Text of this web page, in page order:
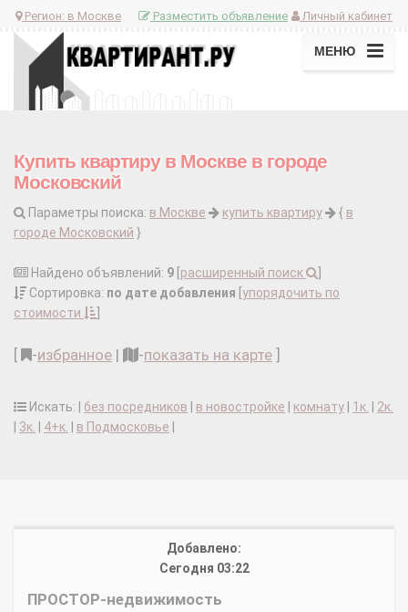
Регион: в Москве Личный кабинет
Разместить объявление
МЕНЮ
Купить квартиру в Москве в городе
Московский
Параметры поиска: в Москве купить квартиру { в
городе Московский }
Найдено объявлений: 9 расширенный поиск
Сортировка: по дате добавления упорядочить по
стоимости
-избранное | -показать на карте
Искать: | без посредников в новостройке комнату 1к.
2к.
3к. 4+к. в Подмосковье
Добавлено:
Сегодня 03:22
ПРОСТОР-недвижимость